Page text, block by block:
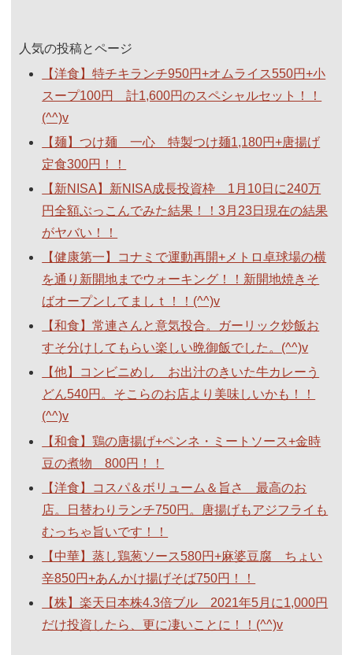
人気の投稿とページ
【洋食】特チキランチ950円+オムライス550円+小
スープ100円 計1,600円のスペシャルセット！！
(^^)v
【麺】つけ麺 一心 特製つけ麺1,180円+唐揚げ
定食300円！！
【新NISA】新NISA成長投資枠 1月10日に240万
円全額ぶっこんでみた結果！！3月23日現在の結果
がヤバい！！
【健康第一】コナミで運動再開+メトロ卓球場の横
を通り新開地までウォーキング！！新開地焼きそ
ばオープンしてましｔ！！(^^)v
【和食】常連さんと意気投合。ガーリック炒飯お
すそ分けしてもらい楽しい晩御飯でした。(^^)v
【他】コンビニめし お出汁のきいた牛カレーう
どん540円。そこらのお店より美味しいかも！！
(^^)v
【和食】鶏の唐揚げ+ペンネ・ミートソース+金時
豆の煮物 800円！！
【洋食】コスパ＆ボリューム＆旨さ 最高のお
店。日替わりランチ750円。唐揚げもアジフライも
むっちゃ旨いです！！
【中華】蒸し鶏葱ソース580円+麻婆豆腐 ちょい
辛850円+あんかけ揚げそば750円！！
【株】楽天日本株4.3倍ブル 2021年5月に1,000円
だけ投資したら、更に凄いことに！！(^^)v